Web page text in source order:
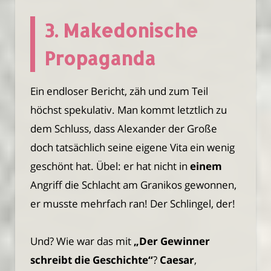
3. Makedonische
Propaganda
Ein endloser Bericht, zäh und zum Teil
höchst spekulativ. Man kommt letztlich zu
dem Schluss, dass Alexander der Große
doch tatsächlich seine eigene Vita ein wenig
geschönt hat. Übel: er hat nicht in einem
Angriff die Schlacht am Granikos gewonnen,
er musste mehrfach ran! Der Schlingel, der!
Und? Wie war das mit „Der Gewinner
schreibt die Geschichte“? Caesar,